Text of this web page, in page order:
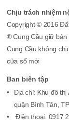
Chịu trách nhiệm
Copyright © 2016
® Cung Cầu giữ bản
Cung Cầu không
cửa sổ mới
Ban biên tập
Địa chỉ: Khu đô thị
quận Bình Tân,
Điện thoại: 0917